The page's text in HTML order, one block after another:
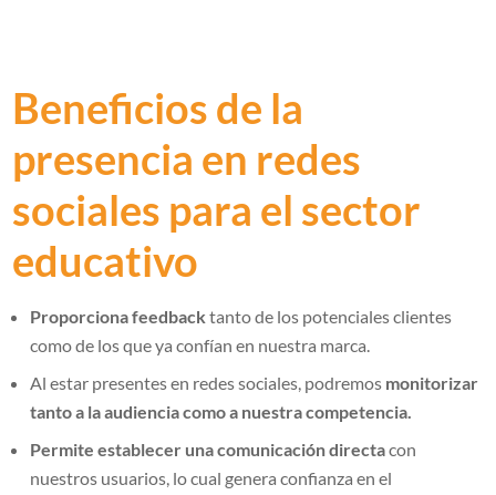
Beneficios de la
presencia en redes
sociales para el sector
educativo
Proporciona feedback tanto de los potenciales clientes
como de los que ya confían en nuestra marca.
Al estar presentes en redes sociales, podremos monitorizar
tanto a la audiencia como a nuestra competencia.
Permite establecer una comunicación directacon
nuestros usuarios, lo cual genera confianza en el